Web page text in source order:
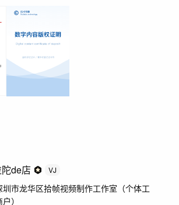
de店 VJ
圳市龙华区拾帧视频制作工作室（个体工
）